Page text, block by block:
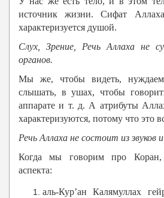
источник жизни. Сифат
характеризуется душой.
Слух, Зрение, Речь Аллаха не
органов.
Мы же, чтобы видеть,
слышать, в ушах, чтобы
аппарате и т. д. А атрибуты
характеризуются, потому что это
Речь Аллаха не состоит из звуков и
Когда мы говорим про
аспекта:
аль-Кур’ан Калямуллах